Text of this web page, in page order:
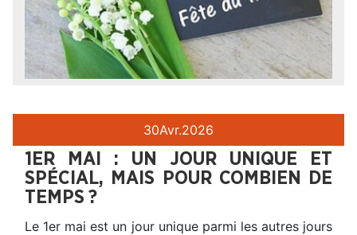
30Avr.2026
1ER MAI : UN JOUR UNIQUE ET
SPÉCIAL, MAIS POUR COMBIEN DE
TEMPS ?
Le 1er mai est un jour unique parmi les autres jours